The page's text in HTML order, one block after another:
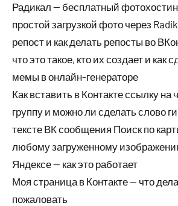
Радикал — бесплатный
простой загрузкой фото через
репост и как делать репосты во
что это такое, кто их создает и как
мемы в онлайн-генераторе
Как вставить в Контакте ссылку на
группу и можно ли сделать слово
тексте ВК сообщения Поиск по
любому загруженному
Яндексе — как это работает
Моя страница в Контакте — что
пожаловать